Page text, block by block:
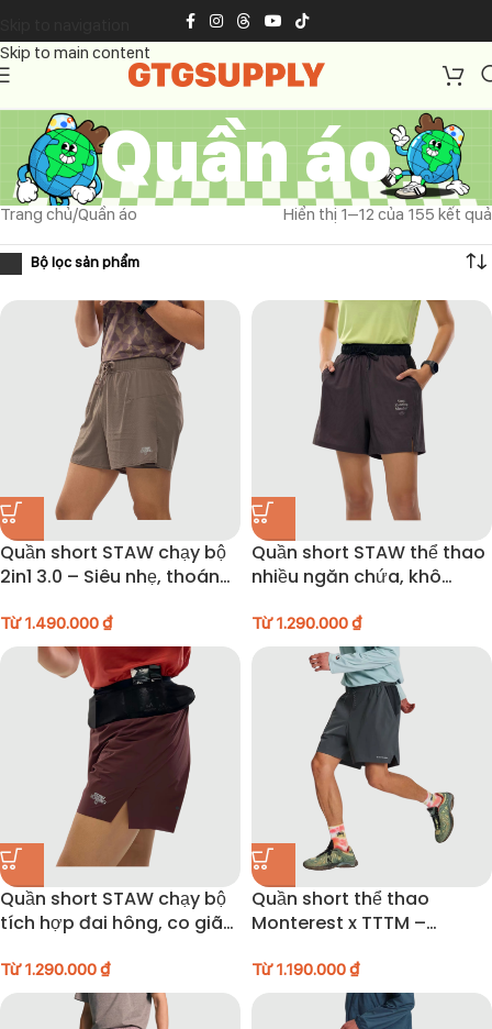
Skip to main content
Quần áo
Trang chủ Quần áo Hiển thị 1–12 của 155 kết quả
Quần short STAW chạy bộ
2in1 3.0 – Siêu nhẹ, thoáng
26SADK009
Từ1.490.000₫
Quần short STAW thể thao
nhiều ngăn chứa, khô
26SADK002
Từ1.290.000₫
Quần short STAW chạy bộ
tích hợp đai hông, co giãn
26SADK010
Từ1.290.000₫
Quần short thể thao
Monterest x TTTM –
Từ1.190.000₫